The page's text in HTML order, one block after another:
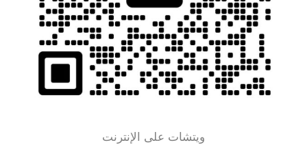
ويتشات على الإنترنت